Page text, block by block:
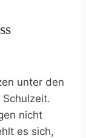
unter den
nicht
es sich,